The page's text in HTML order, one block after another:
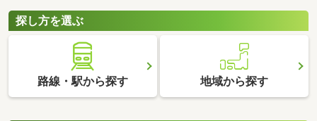
チェックしてみてくださいね。
探し方を選ぶ
路線・駅から探す 地域から探す